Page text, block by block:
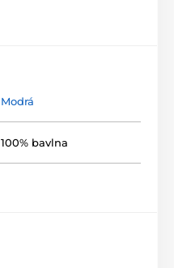
Modrá
100% bavlna